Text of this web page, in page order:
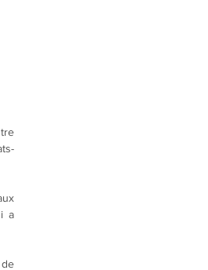
a